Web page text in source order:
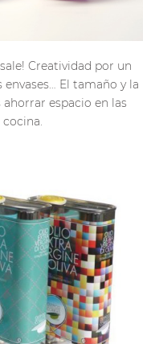
Creatividad por un
El tamaño y la
espacio en las